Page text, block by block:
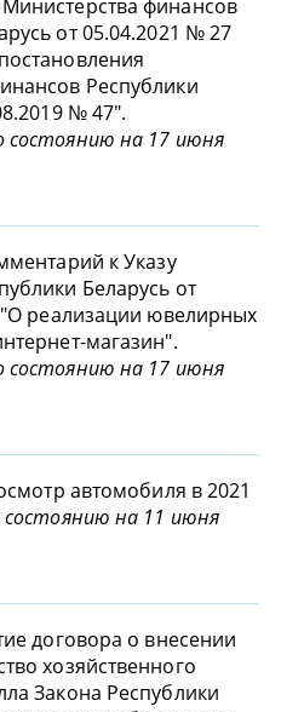
финансов
от 05.04.2021 № 27
Республики
№ 47".
состоянию на 17 июня
к Указу
Беларусь от
реализации ювелирных
магазин".
состоянию на 17 июня
автомобиля в 2021
на 11 июня
договора о внесении
хозяйственного
Закона Республики